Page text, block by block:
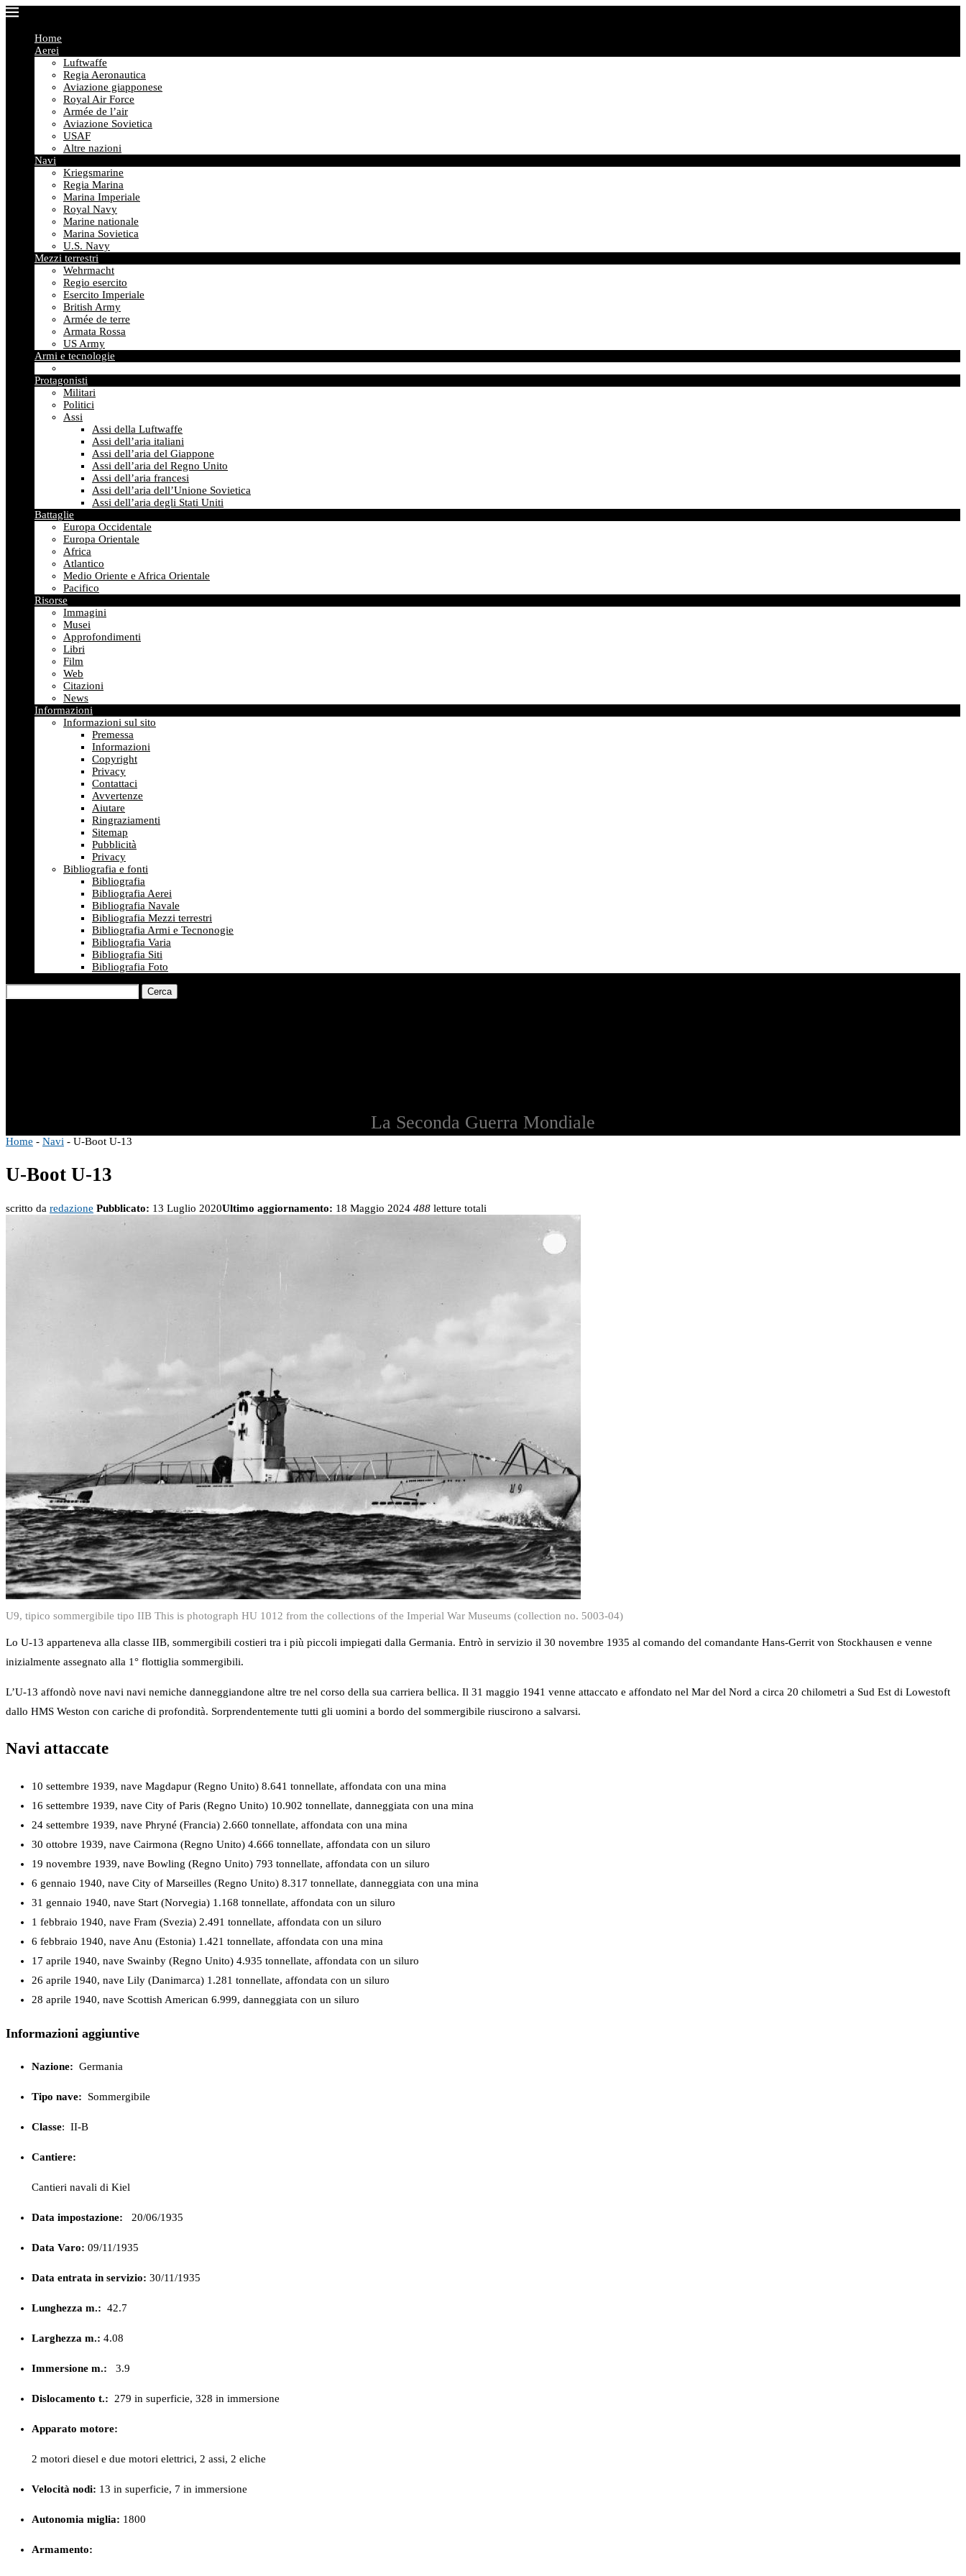
Home
Aerei
Luftwaffe
Regia Aeronautica
Aviazione giapponese
Royal Air Force
Armée de l’air
Aviazione Sovietica
USAF
Altre nazioni
Navi
Kriegsmarine
Regia Marina
Marina Imperiale
Royal Navy
Marine nationale
Marina Sovietica
U.S. Navy
Mezzi terrestri
Wehrmacht
Regio esercito
Esercito Imperiale
British Army
Armée de terre
Armata Rossa
US Army
Armi e tecnologie
Protagonisti
Militari
Politici
Assi
Assi della Luftwaffe
Assi dell’aria italiani
Assi dell’aria del Giappone
Assi dell’aria del Regno Unito
Assi dell’aria francesi
Assi dell’aria dell’Unione Sovietica
Assi dell’aria degli Stati Uniti
Battaglie
Europa Occidentale
Europa Orientale
Africa
Atlantico
Medio Oriente e Africa Orientale
Pacifico
Risorse
Immagini
Musei
Approfondimenti
Libri
Film
Web
Citazioni
News
Informazioni
Informazioni sul sito
Premessa
Informazioni
Copyright
Privacy
Contattaci
Avvertenze
Aiutare
Ringraziamenti
Sitemap
Pubblicità
Privacy
Bibliografia e fonti
Bibliografia
Bibliografia Aerei
Bibliografia Navale
Bibliografia Mezzi terrestri
Bibliografia Armi e Tecnonogie
Bibliografia Varia
Bibliografia Siti
Bibliografia Foto
Cerca
La Seconda Guerra Mondiale
Home - Navi - U-Boot U-13
U-Boot U-13
scritto da redazione Pubblicato: 13 Luglio 2020Ultimo aggiornamento: 18 Maggio 2024 488 letture totali
U9, tipico sommergibile tipo IIB This is photograph HU 1012 from the collections of the Imperial War Museums (collection no. 5003-04)
Lo U-13 apparteneva alla classe IIB, sommergibili costieri tra i più piccoli impiegati dalla Germania. Entrò in servizio il 30 novembre 1935 al comando del comandante Hans-Gerrit von Stockhausen e venne
inizialmente assegnato alla 1° flottiglia sommergibili.
L’U-13 affondò nove navi navi nemiche danneggiandone altre tre nel corso della sua carriera bellica. Il 31 maggio 1941 venne attaccato e affondato nel Mar del Nord a circa 20 chilometri a Sud Est di Lowestoft
dallo HMS Weston con cariche di profondità. Sorprendentemente tutti gli uomini a bordo del sommergibile riuscirono a salvarsi.
Navi attaccate
10 settembre 1939, nave Magdapur (Regno Unito) 8.641 tonnellate, affondata con una mina
16 settembre 1939, nave City of Paris (Regno Unito) 10.902 tonnellate, danneggiata con una mina
24 settembre 1939, nave Phryné (Francia) 2.660 tonnellate, affondata con una mina
30 ottobre 1939, nave Cairmona (Regno Unito) 4.666 tonnellate, affondata con un siluro
19 novembre 1939, nave Bowling (Regno Unito) 793 tonnellate, affondata con un siluro
6 gennaio 1940, nave City of Marseilles (Regno Unito) 8.317 tonnellate, danneggiata con una mina
31 gennaio 1940, nave Start (Norvegia) 1.168 tonnellate, affondata con un siluro
1 febbraio 1940, nave Fram (Svezia) 2.491 tonnellate, affondata con un siluro
6 febbraio 1940, nave Anu (Estonia) 1.421 tonnellate, affondata con una mina
17 aprile 1940, nave Swainby (Regno Unito) 4.935 tonnellate, affondata con un siluro
26 aprile 1940, nave Lily (Danimarca) 1.281 tonnellate, affondata con un siluro
28 aprile 1940, nave Scottish American 6.999, danneggiata con un siluro
Informazioni aggiuntive
Nazione: Germania
Tipo nave: Sommergibile
Classe: II-B
Cantiere:
Cantieri navali di Kiel
Data impostazione: 20/06/1935
Data Varo: 09/11/1935
Data entrata in servizio: 30/11/1935
Lunghezza m.: 42.7
Larghezza m.: 4.08
Immersione m.: 3.9
Dislocamento t.: 279 in superficie, 328 in immersione
Apparato motore:
2 motori diesel e due motori elettrici, 2 assi, 2 eliche
Velocità nodi: 13 in superficie, 7 in immersione
Autonomia miglia: 1800
Armamento: